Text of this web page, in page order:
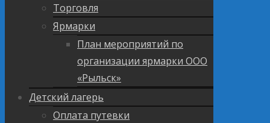
Торговля
Ярмарки
План мероприятий по
организации ярмарки ООО
«Рыльск»
Детский лагерь
Оплата путевки